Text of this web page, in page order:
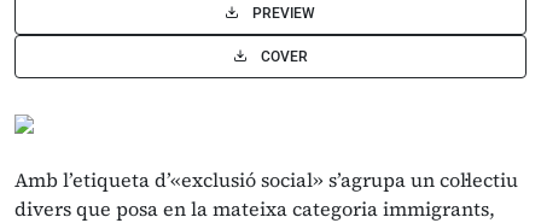
PREVIEW
COVER
Amb l’etiqueta d’«exclusió social» s’agrupa un col·lectiu
divers que posa en la mateixa categoria immigrants,